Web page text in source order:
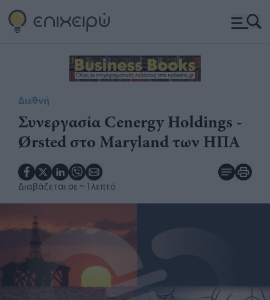
Διεθνή
​Συνεργασία Cenergy Holdings -
Ørsted στο Maryland ​των ΗΠΑ​​
Διαβάζεται σε ~ 1 λεπτό